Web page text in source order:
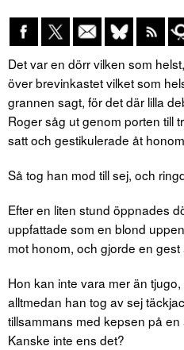
Det var en dörr vilken som
över brevinkastet vilket som
grannen sagt, för det där lilla
Roger såg ut genom porten till
satt och gestikulerade åt
Så tog han mod till sej, och
Efter en liten stund öppnades
uppfattade som en blond
mot honom, och gjorde en
Hon kan inte vara mer än
alltmedan han tog av sej
tillsammans med kepsen på
Kanske inte ens det?